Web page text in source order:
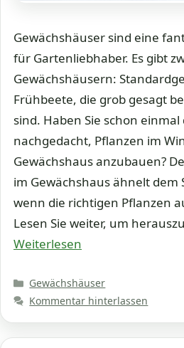
Gewächshäuser sind eine
für Gartenliebhaber. Es gibt
Gewächshäusern:
Frühbeete, die grob gesagt
sind. Haben Sie schon
nachgedacht, Pflanzen im
Gewächshaus anzubauen?
im Gewächshaus ähnelt
wenn die richtigen Pflanzen
Lesen Sie weiter, um
Weiterlesen
Kategorien
Gewächshäuser
Kommentar hinterlassen